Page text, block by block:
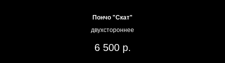
Пончо "Скат"
двухстороннее
6 500 р.